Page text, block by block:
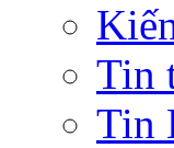
Tin
Tin